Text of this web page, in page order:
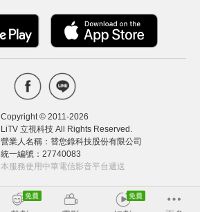
Copyright © 2011-2026
LiTV 立視科技 All Rights Reserved.
營業人名稱：替您錄科技股份有限公司
統一編號：27740083
本服務使用中華電信影音平台遞送